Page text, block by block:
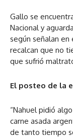
Gallo se
Nacional y
según señalan
recalcan que no
que sufrió
El posteo de la
“Nahuel pidió
carne asada
de tanto tiempo